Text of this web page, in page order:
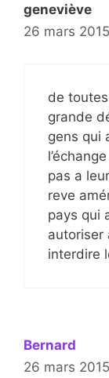
geneviève
26 mars
de
grande
gens qui
pas a
reve
pays qui
autoriser
interdire
Bernard
26 mars